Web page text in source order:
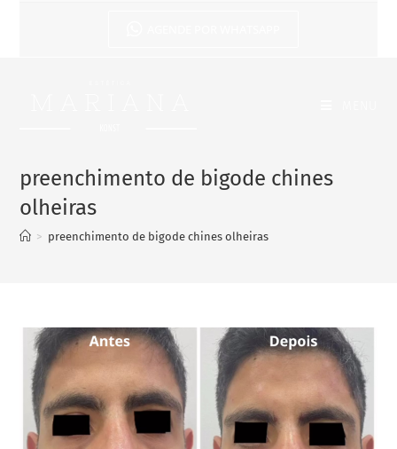
preenchimento de bigode chines
olheiras
> preenchimento de bigode chines olheiras